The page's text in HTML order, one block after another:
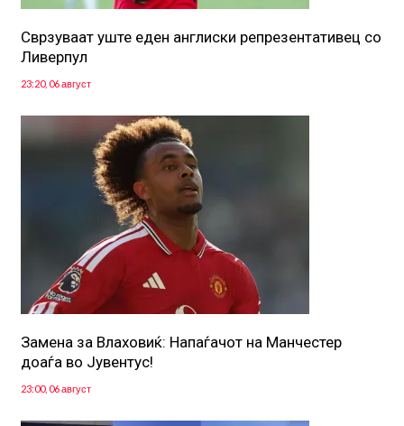
Сврзуваат уште еден англиски репрезентативец со
Ливерпул
23:20, 06 август
Замена за Влаховиќ: Напаѓачот на Манчестер
доаѓа во Јувентус!
23:00, 06 август